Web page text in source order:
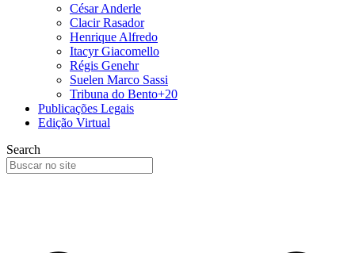
César Anderle
Clacir Rasador
Henrique Alfredo
Itacyr Giacomello
Régis Genehr
Suelen Marco Sassi
Tribuna do Bento+20
Publicações Legais
Edição Virtual
Search